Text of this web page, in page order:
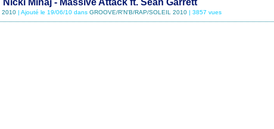
Nicki Minaj - Massive Attack ft. Sean Garrett
2010 | Ajouté le 19/06/10 dans GROOVE/R'N'B/RAP/SOLEIL 2010 | 3857 vues